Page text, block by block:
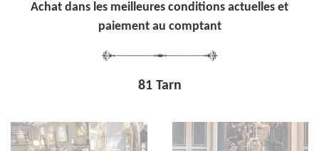
Achat dans les meilleures conditions actuelles et
paiement au comptant
81 Tarn